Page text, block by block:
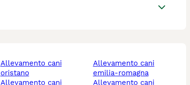
allevamento cani
oristano
allevamento cani
allevamento cani
emilia-romagna
allevamento cani